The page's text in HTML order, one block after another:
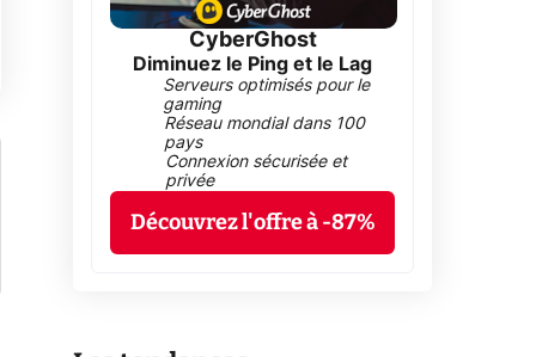
CyberGhost
Diminuez le Ping et le Lag
Serveurs optimisés pour le
gaming
Réseau mondial dans 100
pays
Connexion sécurisée et
privée
Découvrez l'offre à -87%